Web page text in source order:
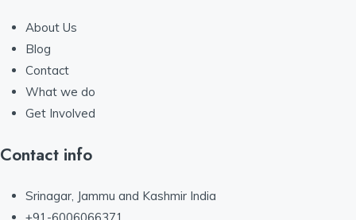
About Us
Blog
Contact
What we do
Get Involved
Contact info
Srinagar, Jammu and Kashmir India